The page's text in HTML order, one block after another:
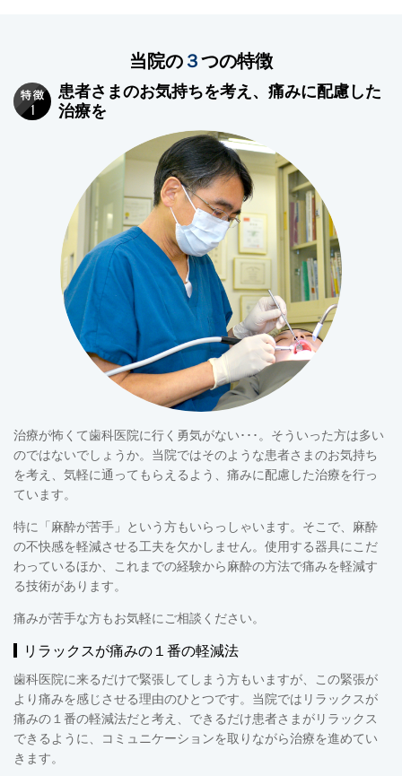
当 院の３つの特徴
患者さまのお気持ちを考え、痛みに配慮した
治療を
治療が怖くて歯科医院に行く勇気がない･･･。そういった方は多い
のではないでしょうか。当院ではそのような患者さまのお気持ち
を考え、気軽に通ってもらえるよう、痛みに配慮した治療を行っ
ています。
特に「麻酔が苦手」という方もいらっしゃいます。そこで、麻酔
の不快感を軽減させる工夫を欠かしません。使用する器具にこだ
わっているほか、これまでの経験から麻酔の方法で痛みを軽減す
る技術があります。
痛みが苦手な方もお気軽にご相談ください。
リラックスが痛みの１番の軽減法
歯科医院に来るだけで緊張してしまう方もいますが、この緊張が
より痛みを感じさせる理由のひとつです。当院ではリラックスが
痛みの１番の軽減法だと考え、できるだけ患者さまがリラックス
できるように、コミュニケーションを取りながら治療を進めてい
きます。